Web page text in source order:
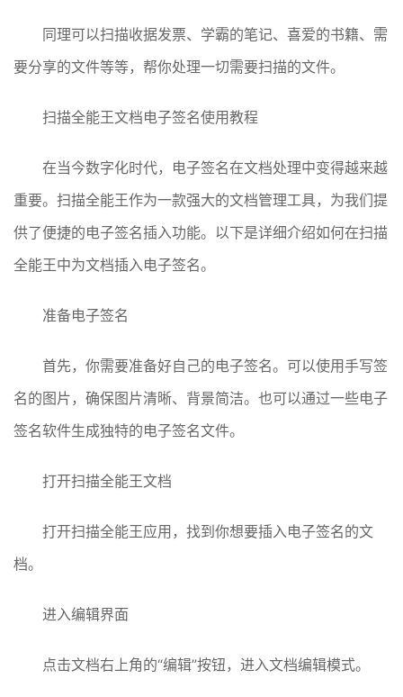
同理可以扫描收据发票、学霸的笔记、喜爱的书籍、需
要分享的文件等等，帮你处理一切需要扫描的文件。
扫描全能王文档电子签名使用教程
在当今数字化时代，电子签名在文档处理中变得越来越
重要。扫描全能王作为一款强大的文档管理工具，为我们提
供了便捷的电子签名插入功能。以下是详细介绍如何在扫描
全能王中为文档插入电子签名。
准备电子签名
首先，你需要准备好自己的电子签名。可以使用手写签
名的图片，确保图片清晰、背景简洁。也可以通过一些电子
签名软件生成独特的电子签名文件。
打开扫描全能王文档
打开扫描全能王应用，找到你想要插入电子签名的文
档。
进入编辑界面
点击文档右上角的“编辑”按钮，进入文档编辑模式。